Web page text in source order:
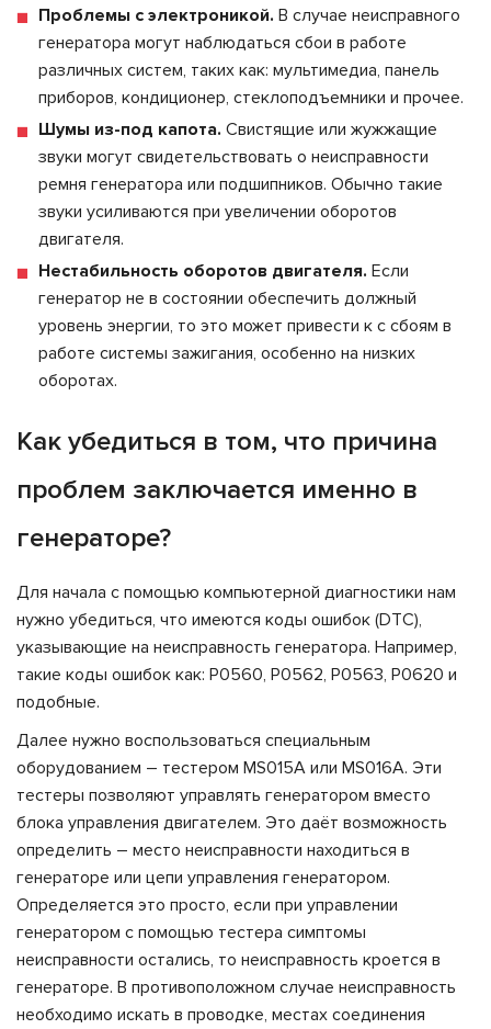
Проблемы с электроникой. В случае неисправного
генератора могут наблюдаться сбои в работе
различных систем, таких как: мультимедиа, панель
приборов, кондиционер, стеклоподъемники и прочее.
Шумы из-под капота. Свистящие или жужжащие
звуки могут свидетельствовать о неисправности
ремня генератора или подшипников. Обычно такие
звуки усиливаются при увеличении оборотов
двигателя.
Нестабильность оборотов двигателя. Если
генератор не в состоянии обеспечить должный
уровень энергии, то это может привести к с сбоям в
работе системы зажигания, особенно на низких
оборотах.
Как убедиться в том, что причина
проблем заключается именно в
генераторе?
Для начала с помощью компьютерной диагностики нам
нужно убедиться, что имеются коды ошибок (DTC),
указывающие на неисправность генератора. Например,
такие коды ошибок как: P0560, P0562, P0563, P0620 и
подобные.
Далее нужно воспользоваться специальным
оборудованием – тестером MS015A или MS016A. Эти
тестеры позволяют управлять генератором вместо
блока управления двигателем. Это даёт возможность
определить – место неисправности находиться в
генераторе или цепи управления генератором.
Определяется это просто, если при управлении
генератором с помощью тестера симптомы
неисправности остались, то неисправность кроется в
генераторе. В противоположном случае неисправность
необходимо искать в проводке, местах соединения